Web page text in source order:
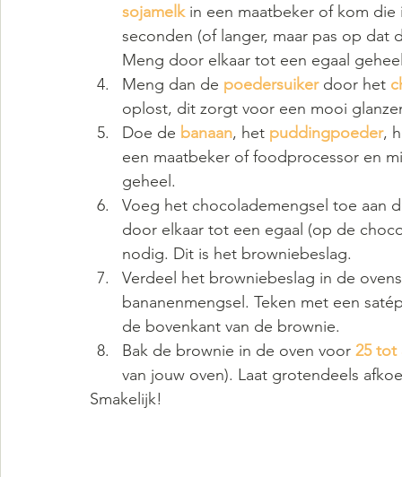
sojamelk in een maatbeker of kom die
seconden (of langer, maar pas op
Meng door elkaar tot een egaal
Meng dan de poedersuiker door het
oplost, dit zorgt voor een mooi
Doe de banaan, het puddingpoeder,
een maatbeker of foodprocessor en
geheel.
Voeg het chocolademengsel toe
door elkaar tot een egaal (op de
nodig. Dit is het browniebeslag.
Verdeel het browniebeslag in de
bananenmengsel. Teken met een
de bovenkant van de brownie.
Bak de brownie in de oven voor 25 tot
van jouw oven). Laat grotendeels
Smakelijk!